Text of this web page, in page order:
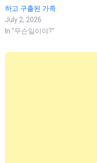
하고 구출된 가족
July 2, 2026
In "무슨일이야?"